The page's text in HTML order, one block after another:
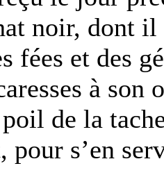
noir, dont
fées et des
à
de la
pour s’en